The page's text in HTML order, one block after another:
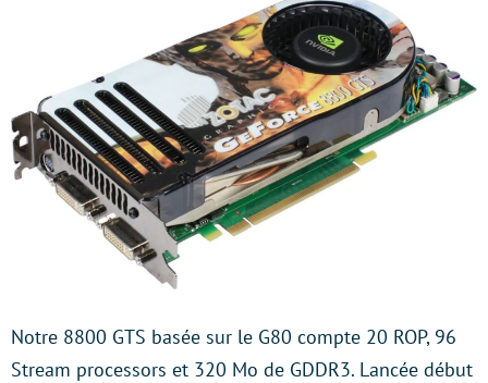
Notre 8800 GTS basée sur le G80 compte 20 ROP, 96
Stream processors et 320 Mo de GDDR3. Lancée début